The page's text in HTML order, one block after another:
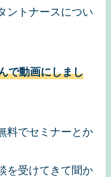
ントナースについ
で動画にしまし
料でセミナーとか
を受けてきて聞か